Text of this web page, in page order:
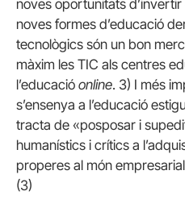
noves oportunitats
noves formes d’educació
tecnològics són un bon
màxim les TIC als centres
l’educació online. 3) I més
s’ensenya a l’educació
tracta de «posposar i
humanístics i crítics a
properes al món
(3)